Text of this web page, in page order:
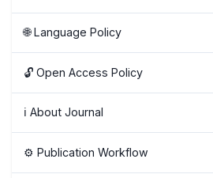
🌐 Language Policy
🔓 Open Access Policy
ℹ️ About Journal
⚙️ Publication Workflow